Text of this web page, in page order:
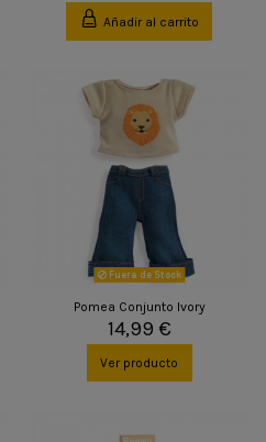
Añadir al carrito
Fuera de Stock
Pomea Conjunto Ivory
14,99 €
Ver producto